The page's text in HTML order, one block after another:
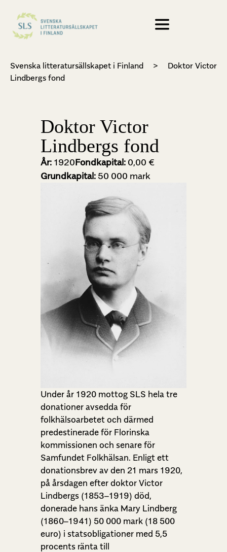
Svenska litteratursällskapet i Finland >
Doktor Victor
Lindbergs fond
Doktor Victor
Lindbergs fond
År: 1920Fondkapital: 0,00 €
Grundkapital: 50 000 mark
Under år 1920 mottog SLS hela tre
donationer avsedda för
folkhälsoarbetet och därmed
predestinerade för Florinska
kommissionen och senare för
Samfundet Folkhälsan. Enligt ett
donationsbrev av den 21 mars 1920,
på årsdagen efter doktor Victor
Lindbergs (1853–1919) död,
donerade hans änka Mary Lindberg
(1860–1941) 50 000 mark (18 500
euro) i statsobligationer med 5,5
procents ränta till